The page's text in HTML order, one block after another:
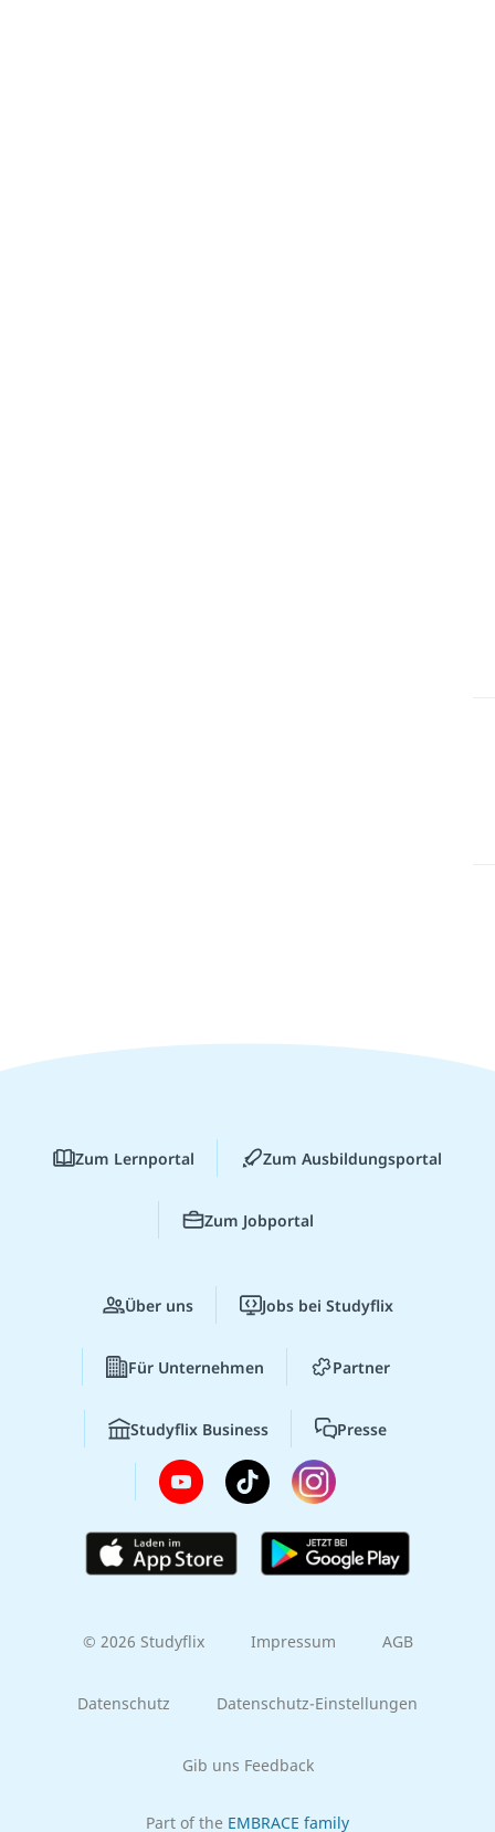
Zum Lernportal Zum Ausbildungsportal
Zum Jobportal
Über uns Jobs bei Studyflix
Für Unternehmen Partner
Studyflix Business Presse
© 2026 Studyflix Impressum AGB
Datenschutz Datenschutz-Einstellungen
Gib uns Feedback
Part of the EMBRACE family